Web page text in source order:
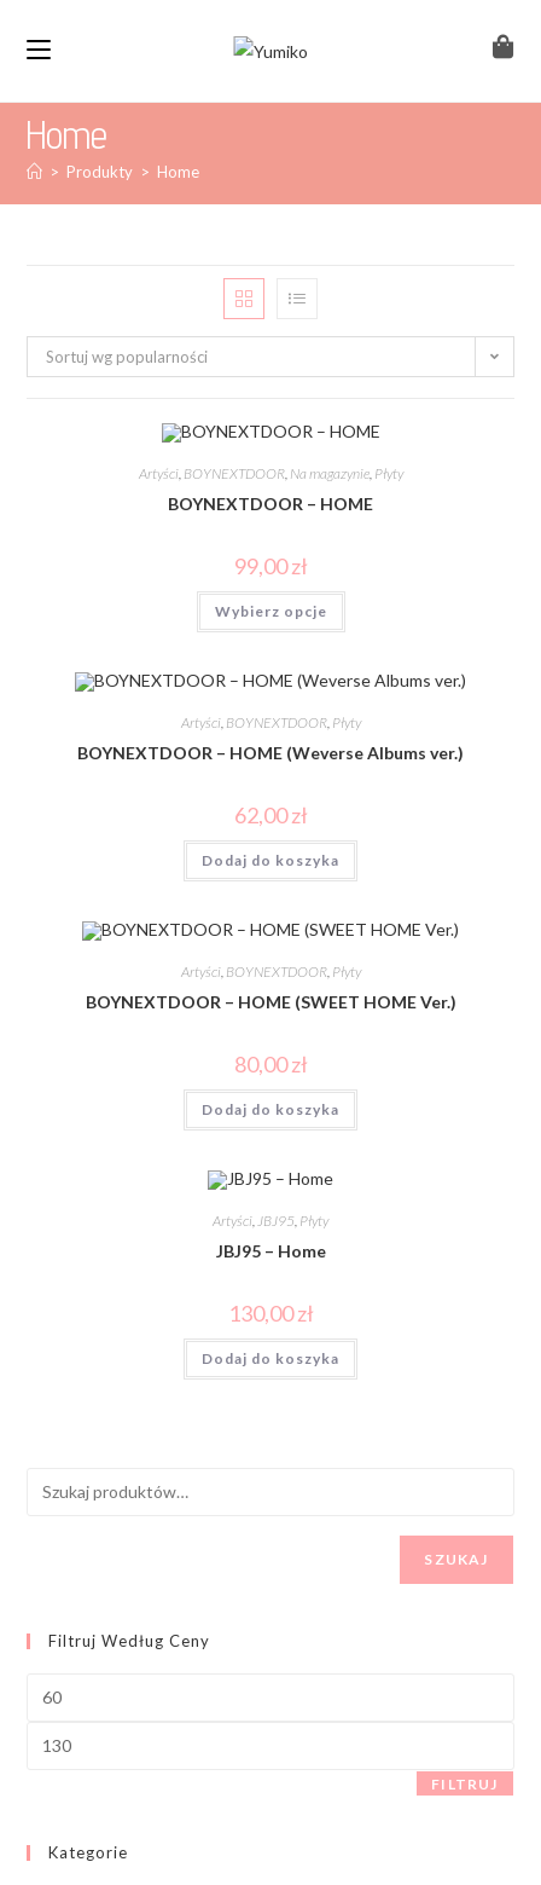
Home
> Produkty > Home
Sortuj wg popularności
Artyści, BOYNEXTDOOR, Na magazynie, Płyty
BOYNEXTDOOR – HOME
99,00zł
Wybierz opcje
Artyści, BOYNEXTDOOR, Płyty
BOYNEXTDOOR – HOME (Weverse Albums ver.)
62,00zł
Dodaj do koszyka
Artyści, BOYNEXTDOOR, Płyty
BOYNEXTDOOR – HOME (SWEET HOME Ver.)
80,00zł
Dodaj do koszyka
Artyści,JBJ95, Płyty
JBJ95 – Home
130,00zł
Dodaj do koszyka
SZUKAJ
Filtruj Według Ceny
FILTRUJ
Kategorie